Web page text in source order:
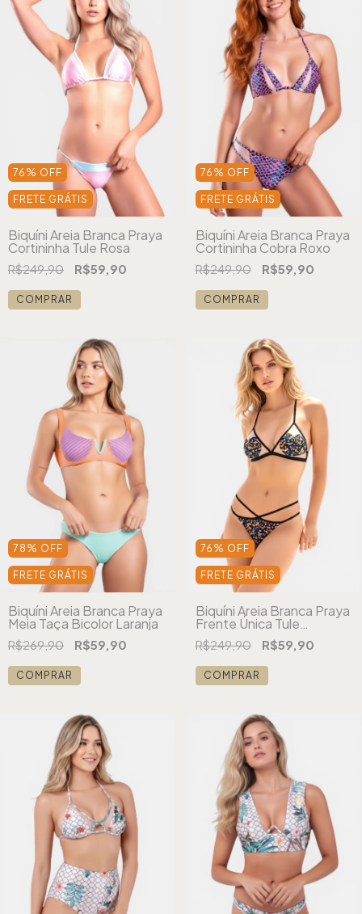
76 % OFF
FRETE GRÁTIS
Biquíni Areia Branca Praya
Cortininha Tule Rosa
R$249,90 R$59,90
COMPRAR
76 % OFF
FRETE GRÁTIS
Biquíni Areia Branca Praya
Cortininha Cobra Roxo
R$249,90 R$59,90
COMPRAR
78 % OFF
FRETE GRÁTIS
Biquíni Areia Branca Praya
Meia Taça Bicolor Laranja
R$269,90 R$59,90
COMPRAR
76 % OFF
FRETE GRÁTIS
Biquíni Areia Branca Praya
Frente Única Tule
Estampado Preto
R$249,90 R$59,90
COMPRAR